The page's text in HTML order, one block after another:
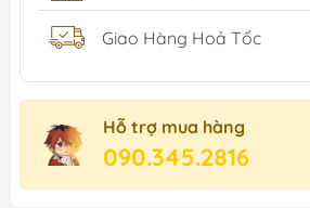
Giao Hàng Hoả Tốc
Hỗ trợ mua hàng
090.345.2816